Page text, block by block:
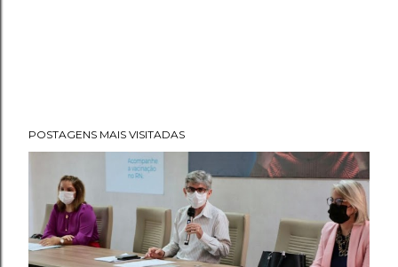
POSTAGENS MAIS VISITADAS